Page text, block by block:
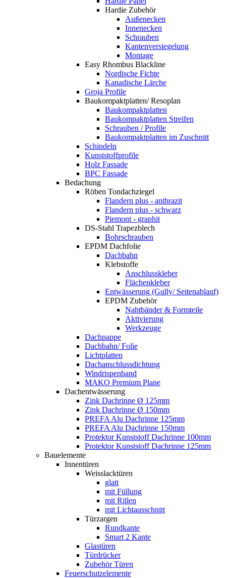
Hardie Zubehör
Außenecken
Innenecken
Schrauben
Kantenversiegelung
Montage
Easy Rhombus Blackline
Nordische Fichte
Kanadische Lärche
Groja Profile
Baukompaktplatten/ Resoplan
Baukompaktplatten
Baukompaktplatten Streifen
Schrauben / Profile
Baukompaktplatten im Zuschnitt
Schindeln
Kunststoffprofile
Holz Fassade
BPC Fassade
Bedachung
Röben Tondachziegel
Flandern plus - anthrazit
Flandern plus - schwarz
Piemont - graphit
DS-Stahl Trapezblech
Bohrschrauben
EPDM Dachfolie
Dachbahn
Klebstoffe
Anschlusskleber
Flächenkleber
Entwässerung (Gully/ Seitenablauf)
EPDM Zubehör
Nahtbänder & Formteile
Aktivierung
Werkzeuge
Dachpappe
Dachbahn/ Folie
Lichtplatten
Dachanschlussdichtung
Windrispenband
MAKO Premium Plane
Dachentwässerung
Zink Dachrinne Ø 125mm
Zink Dachrinne Ø 150mm
PREFA Alu Dachrinne 125mm
PREFA Alu Dachrinne 150mm
Protektor Kunststoff Dachrinne 100mm
Protektor Kunststoff Dachrinne 125mm
Bauelemente
Innentüren
Weisslacktüren
glatt
mit Füllung
mit Rillen
mit Lichtausschnitt
Türzargen
Rundkante
Smart 2 Kante
Glastüren
Türdrücker
Zubehör Türen
Feuerschutzelemente